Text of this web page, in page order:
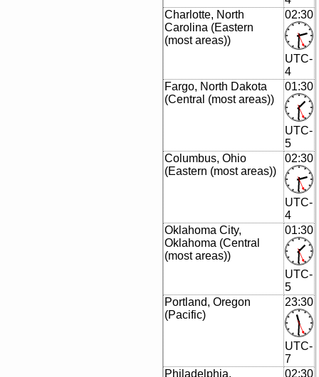
Charlotte, North
Carolina (Eastern
(most areas))
02:30
UTC-
4
Fargo, North Dakota
(Central (most areas))
01:30
UTC-
5
Columbus, Ohio
(Eastern (most areas))
02:30
UTC-
4
Oklahoma City,
Oklahoma (Central
(most areas))
01:30
UTC-
5
Portland, Oregon
(Pacific)
23:30
UTC-
7
Philadelphia,
02:30